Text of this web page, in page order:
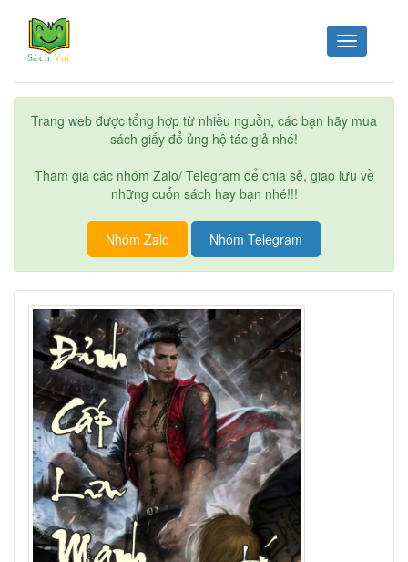
Toggle
navigation
Trang web được tổng hợp từ nhiều nguồn, các bạn hãy mua
sách giấy để ủng hộ tác giả nhé!
Tham gia các nhóm Zalo/ Telegram để chia sẻ, giao lưu về
những cuốn sách hay bạn nhé!!!
Nhóm Zalo Nhóm Telegram